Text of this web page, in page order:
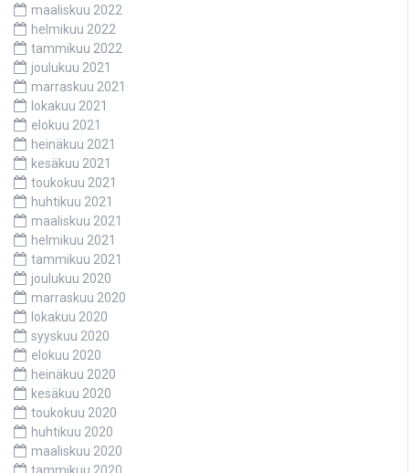
maaliskuu 2022
helmikuu 2022
tammikuu 2022
joulukuu 2021
marraskuu 2021
lokakuu 2021
elokuu 2021
heinäkuu 2021
kesäkuu 2021
toukokuu 2021
huhtikuu 2021
maaliskuu 2021
helmikuu 2021
tammikuu 2021
joulukuu 2020
marraskuu 2020
lokakuu 2020
syyskuu 2020
elokuu 2020
heinäkuu 2020
kesäkuu 2020
toukokuu 2020
huhtikuu 2020
maaliskuu 2020